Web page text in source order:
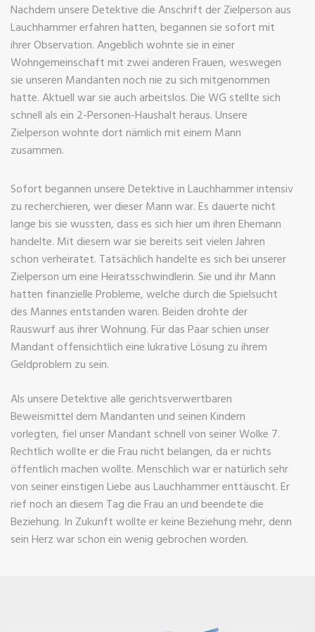
Nachdem unsere Detektive die Anschrift der Zielperson aus
Lauchhammer erfahren hatten, begannen sie sofort mit
ihrer Observation. Angeblich wohnte sie in einer
Wohngemeinschaft mit zwei anderen Frauen, weswegen
sie unseren Mandanten noch nie zu sich mitgenommen
hatte. Aktuell war sie auch arbeitslos. Die WG stellte sich
schnell als ein 2-Personen-Haushalt heraus. Unsere
Zielperson wohnte dort nämlich mit einem Mann
zusammen.
Sofort begannen unsere Detektive in Lauchhammer intensiv
zu recherchieren, wer dieser Mann war. Es dauerte nicht
lange bis sie wussten, dass es sich hier um ihren Ehemann
handelte. Mit diesem war sie bereits seit vielen Jahren
schon verheiratet. Tatsächlich handelte es sich bei unserer
Zielperson um eine Heiratsschwindlerin. Sie und ihr Mann
hatten finanzielle Probleme, welche durch die Spielsucht
des Mannes entstanden waren. Beiden drohte der
Rauswurf aus ihrer Wohnung. Für das Paar schien unser
Mandant offensichtlich eine lukrative Lösung zu ihrem
Geldproblem zu sein.
Als unsere Detektive alle gerichtsverwertbaren
Beweismittel dem Mandanten und seinen Kindern
vorlegten, fiel unser Mandant schnell von seiner Wolke 7.
Rechtlich wollte er die Frau nicht belangen, da er nichts
öffentlich machen wollte. Menschlich war er natürlich sehr
von seiner einstigen Liebe aus Lauchhammer enttäuscht. Er
rief noch an diesem Tag die Frau an und beendete die
Beziehung. In Zukunft wollte er keine Beziehung mehr, denn
sein Herz war schon ein wenig gebrochen worden.